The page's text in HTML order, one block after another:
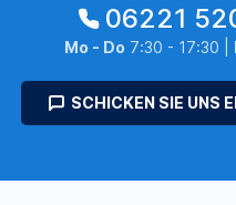
06221
Mo - Do 7:30 - 17:30 |
SCHICKEN SIE UNS